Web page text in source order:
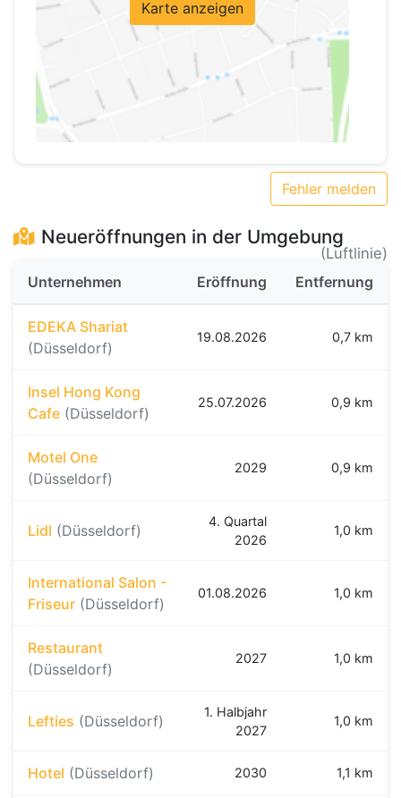
Karte anzeigen
Fehler melden
Neueröffnungen in der Umgebung
(Luftlinie)
Unternehmen
Eröffnung Entfernung
EDEKA Shariat
(Düsseldorf)
19.08.2026 0,7 km
Insel Hong Kong
Cafe (Düsseldorf)
25.07.2026 0,9 km
Motel One
(Düsseldorf)
2029 0,9 km
Lidl (Düsseldorf)
4. Quartal
2026
1,0 km
International Salon -
Friseur (Düsseldorf)
01.08.2026 1,0 km
Restaurant
(Düsseldorf)
2027 1,0 km
Lefties (Düsseldorf)
1. Halbjahr
2027
1,0 km
Hotel (Düsseldorf) 2030 1,1 km